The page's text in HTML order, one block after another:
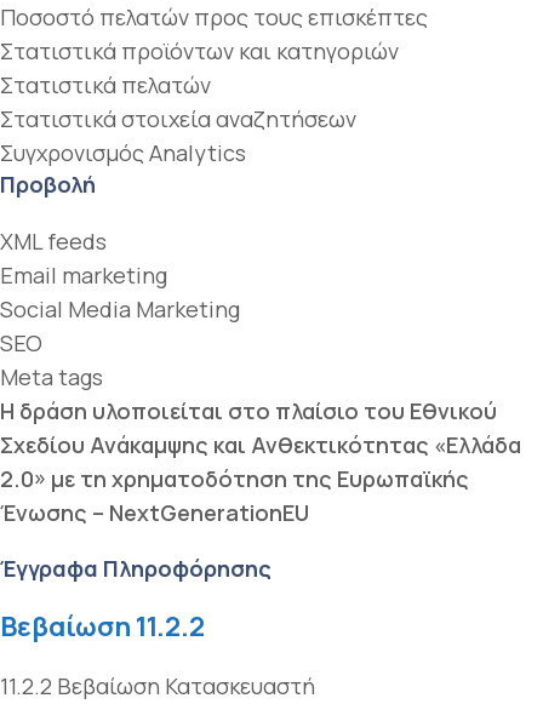
Ποσοστό πελατών προς τους επισκέπτες
Στατιστικά προϊόντων και κατηγοριών
Στατιστικά πελατών
Στατιστικά στοιχεία αναζητήσεων
Συγχρονισμός Analytics
Προβολή
XML feeds
Email marketing
Social Media Marketing
SEO
Meta tags
Η δράση υλοποιείται στο πλαίσιο του Εθνικού
Σχεδίου Ανάκαμψης και Ανθεκτικότητας «Ελλάδα
2.0» με τη χρηματοδότηση της Ευρωπαϊκής
Ένωσης – NextGenerationEU
Έγγραφα Πληροφόρησης
Βεβαίωση 11.2.2
11.2.2 Βεβαίωση Κατασκευαστή